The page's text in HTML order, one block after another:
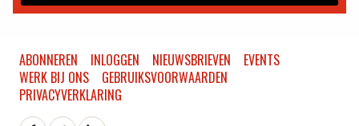
ABONNEREN INLOGGEN NIEUWSBRIEVEN
EVENTS
WERK BIJ ONS
GEBRUIKSVOORWAARDEN
PRIVACYVERKLARING